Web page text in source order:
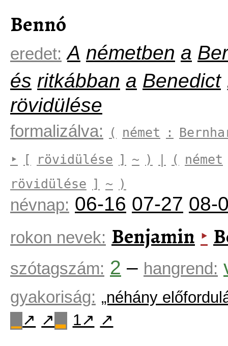
Bennó
eredet: A németben a
és ritkábban a Benedict
rövidülése
formalizálva: ( német :
‣
[ rövidülése ] ~ ) | ( német
rövidülése ] ~ )
névnap: 06-16 07-27 08-
rokon nevek: Benjamin ‣
szótagszám: 2 – hangrend:
gyakoriság: „néhány
↗ ↗ ▂ 1↗ ↗